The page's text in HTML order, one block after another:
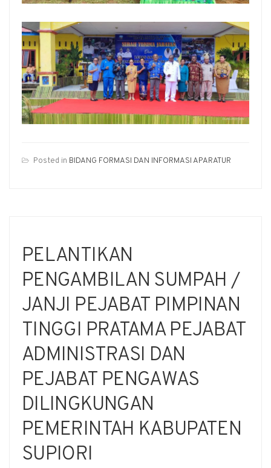
Posted in BIDANG FORMASI DAN INFORMASI APARATUR
PELANTIKAN
PENGAMBILAN SUMPAH /
JANJI PEJABAT PIMPINAN
TINGGI PRATAMA PEJABAT
ADMINISTRASI DAN
PEJABAT PENGAWAS
DILINGKUNGAN
PEMERINTAH KABUPATEN
SUPIORI